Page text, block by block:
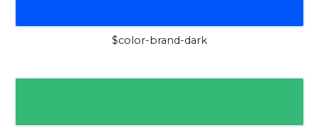
$color-brand-dark